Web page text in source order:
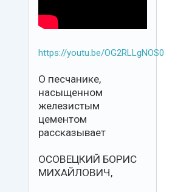
https://youtu.be/OG2RLLgNOS0
О песчанике,
насыщенном
железистым
цементом
рассказывает
ОСОВЕЦКИЙ БОРИС
МИХАЙЛОВИЧ,